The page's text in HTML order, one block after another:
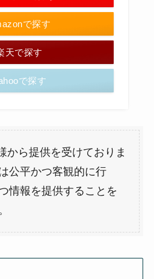
で探す
天で探す
で探す
から提供を受けておりま
公平かつ客観的に行
情報を提供することを